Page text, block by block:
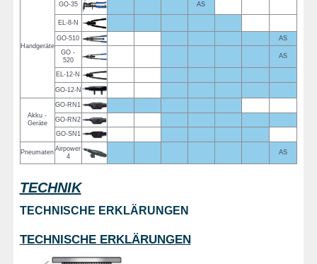
Handgeräte
GO-35 AS
EL-8-N
GO-510
AS
GO -
520
AS
EL-12-N
GO-12-N
Akku -
Geräte
GO-RN1
GO-RN2
GO-SN1
Pneumaten Airpower
4
AS
TECHNIK
TECHNISCHE ERKLÄRUNGEN
TECHNISCHE ERKLÄRUNGEN